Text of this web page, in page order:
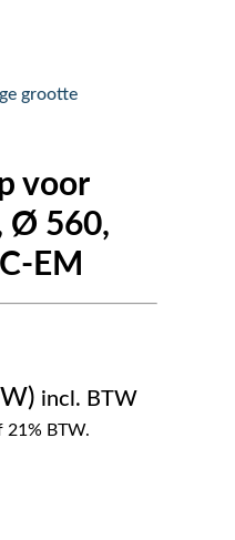
grootte
voor
Ø 560,
EM
incl. BTW
21% BTW.